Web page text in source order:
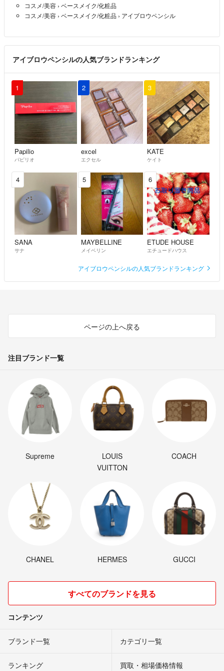
コスメ/美容 › ベースメイク/化粧品
コスメ/美容 › ベースメイク/化粧品 › アイブロウペンシル
アイブロウペンシルの人気ブランドランキング
1
Papilio
パピリオ
2
excel
エクセル
3
KATE
ケイト
4
SANA
サナ
5
MAYBELLINE
メイベリン
6
ETUDE HOUSE
エチュードハウス
アイブロウペンシルの人気ブランドランキング
ページの上へ戻る
注目ブランド一覧
Supreme
LOUIS
VUITTON
COACH
CHANEL HERMES GUCCI
すべてのブランドを見る
コンテンツ
ブランド一覧 カテゴリ一覧
ランキング 買取・相場価格情報